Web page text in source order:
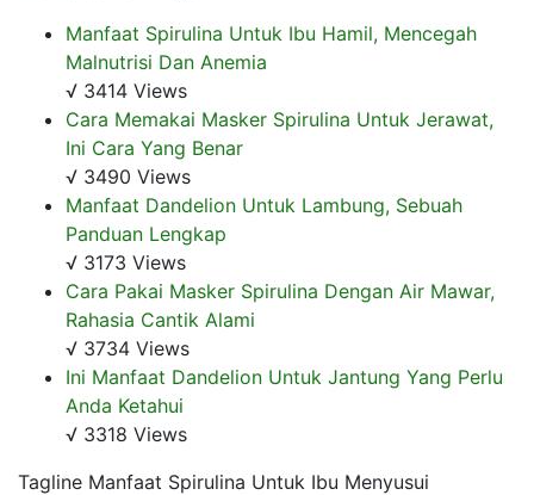
Manfaat Spirulina Untuk Ibu Hamil, Mencegah
Malnutrisi Dan Anemia
√ 3414 Views
Cara Memakai Masker Spirulina Untuk Jerawat,
Ini Cara Yang Benar
√ 3490 Views
Manfaat Dandelion Untuk Lambung, Sebuah
Panduan Lengkap
√ 3173 Views
Cara Pakai Masker Spirulina Dengan Air Mawar,
Rahasia Cantik Alami
√ 3734 Views
Ini Manfaat Dandelion Untuk Jantung Yang Perlu
Anda Ketahui
√ 3318 Views
Tagline Manfaat Spirulina Untuk Ibu Menyusui